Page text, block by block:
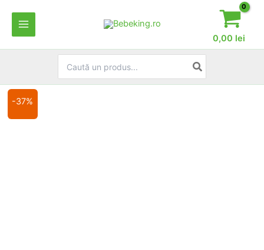
content
0,00 lei
for:
-37%